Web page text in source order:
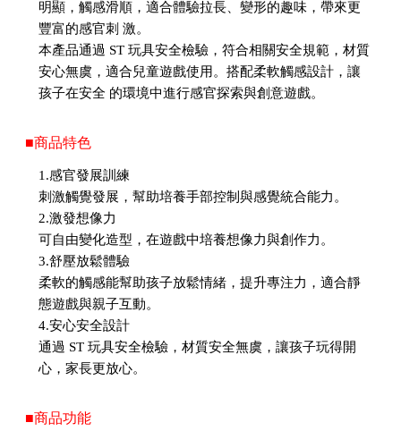
明顯，觸感滑順，適合體驗拉長、變形的趣味，帶來更
豐富的感官刺 激。
本產品通過 ST 玩具安全檢驗，符合相關安全規範，材質
安心無虞，適合兒童遊戲使用。搭配柔軟觸感設計，讓
孩子在安全 的環境中進行感官探索與創意遊戲。
■商品特色
1.感官發展訓練
刺激觸覺發展，幫助培養手部控制與感覺統合能力。
2.激發想像力
可自由變化造型，在遊戲中培養想像力與創作力。
3.舒壓放鬆體驗
柔軟的觸感能幫助孩子放鬆情緒，提升專注力，適合靜
態遊戲與親子互動。
4.安心安全設計
通過 ST 玩具安全檢驗，材質安全無虞，讓孩子玩得開
心，家長更放心。
■商品功能